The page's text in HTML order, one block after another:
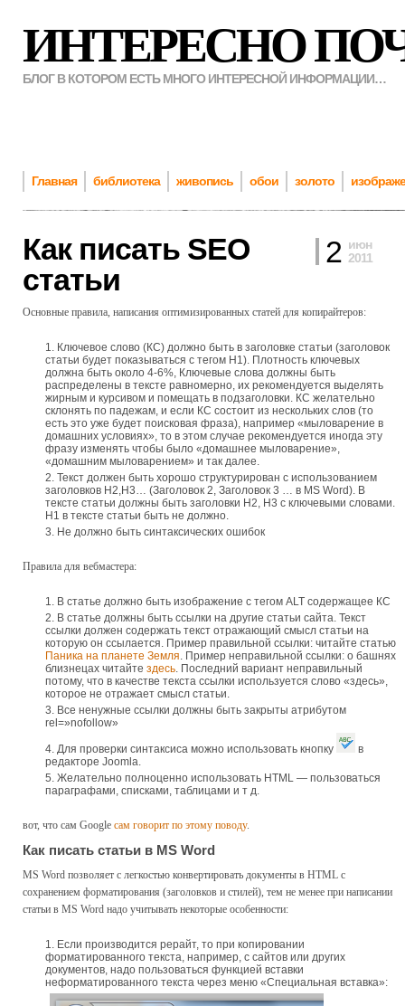
ИНТЕРЕСНО
БЛОГ В КОТОРОМ ЕСТЬ МНОГО ИНТЕРЕСНОЙ ИНФОРМАЦИИ…
Главная библиотека живопись обои золото
Как писать SEO
статьи
2 июн
2011
Основные правила, написания оптимизированных статей для копирайтеров:
Ключевое слово (КС) должно быть в заголовке статьи (заголовок
статьи будет показываться с тегом H1). Плотность ключевых
должна быть около 4-6%, Ключевые слова должны быть
распределены в тексте равномерно, их рекомендуется выделять
жирным и курсивом и помещать в подзаголовки. КС желательно
склонять по падежам, и если КС состоит из нескольких слов (то
есть это уже будет поисковая фраза), например «мыловарение в
домашних условиях», то в этом случае рекомендуется иногда эту
фразу изменять чтобы было «домашнее мыловарение»,
«домашним мыловарением» и так далее.
Текст должен быть хорошо структурирован с использованием
заголовков H2,H3… (Заголовок 2, Заголовок 3 … в MS Word). В
тексте статьи должны быть заголовки H2, H3 с ключевыми словами.
Н1 в тексте статьи быть не должно.
Не должно быть синтаксических ошибок
Правила для вебмастера:
В статье должно быть изображение с тегом ALT содержащее КС
В статье должны быть ссылки на другие статьи сайта. Текст
ссылки должен содержать текст отражающий смысл статьи на
которую он ссылается. Пример правильной ссылки: читайте статью
Паника на планете Земля. Пример неправильной ссылки: о башнях
близнецах читайте здесь. Последний вариант неправильный
потому, что в качестве текста ссылки используется слово «здесь»,
которое не отражает смысл статьи.
Все ненужные ссылки должны быть закрыты атрибутом
rel=»nofollow»
Для проверки синтаксиса можно использовать кнопку
в
редакторе Joomla.
Желательно полноценно использовать HTML — пользоваться
параграфами, списками, таблицами и т д.
вот, что сам Google сам говорит по этому поводу.
Как писать статьи в MS Word
MS Word позволяет с легкостью конвертировать документы в HTML с
сохранением форматирования (заголовков и стилей), тем не менее при написании
статьи в MS Word надо учитывать некоторые особенности:
Если производится рерайт, то при копировании
форматированного текста, например, с сайтов или других
документов, надо пользоваться функцией вставки
неформатированного текста через меню «Специальная вставка»: